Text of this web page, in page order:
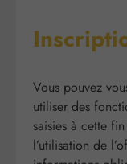
Vous pouvez
utiliser des
saisies à cette
l’utilisation de